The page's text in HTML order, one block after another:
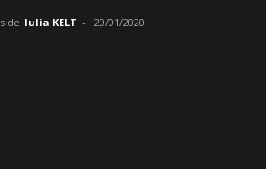
de Iulia KELT - 20/01/2020